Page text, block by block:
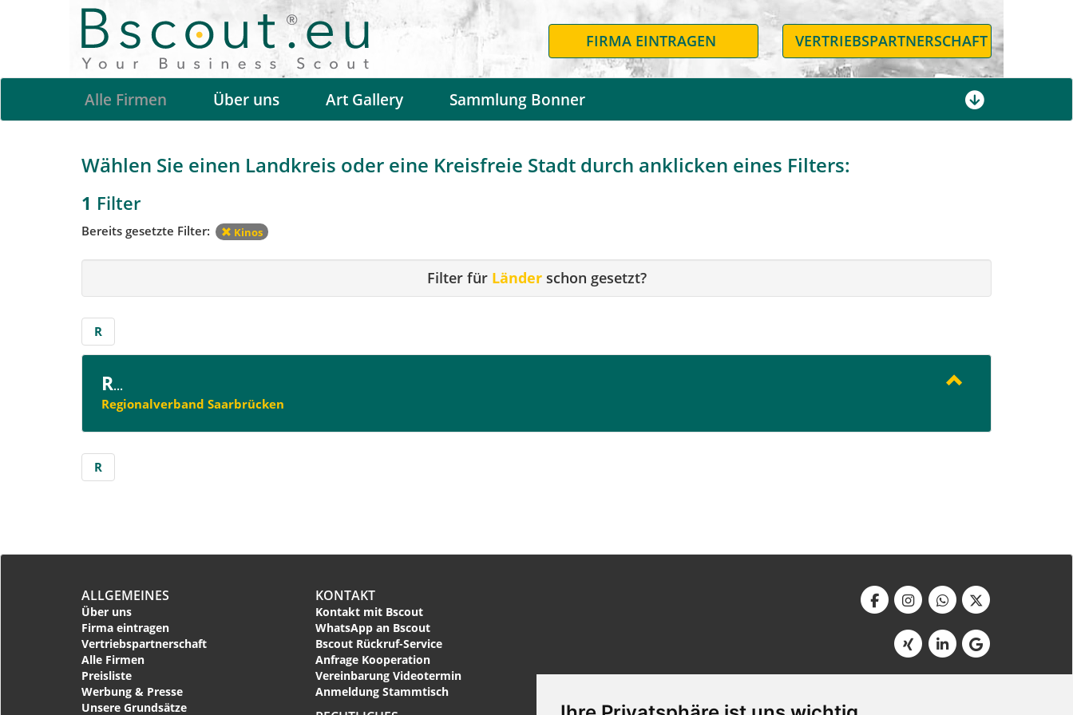
FIRMA EINTRAGEN VERTRIEBSPARTNERSCHAFT
Alle Firmen Über uns Art Gallery Sammlung Bonner
Wählen Sie einen Landkreis oder eine Kreisfreie Stadt durch anklicken eines Filters:
1 Filter
Bereits gesetzte Filter: Kinos
Filter für Länderschon gesetzt?
R
R...
Regionalverband Saarbrücken
R
ALLGEMEINES
Über uns
Firma eintragen
Vertriebspartnerschaft
Alle Firmen
Preisliste
Werbung & Presse
Unsere Grundsätze
KONTAKT
Kontakt mit Bscout
WhatsApp an Bscout
Bscout Rückruf-Service
Anfrage Kooperation
Vereinbarung Videotermin
Anmeldung Stammtisch